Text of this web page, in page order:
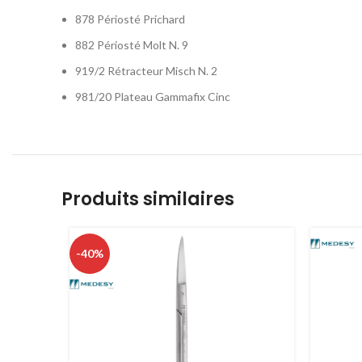
878 Périosté Prichard
882 Périosté Molt N. 9
919/2 Rétracteur Misch N. 2
981/20 Plateau Gammafix Cinc
Produits similaires
-40%